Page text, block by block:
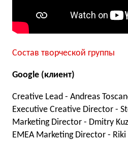
Состав творческой группы
Google (клиент)
Creative Lead - Andreas
Executive Creative Director -
Marketing Director - Dmitry
EMEA Marketing Director -